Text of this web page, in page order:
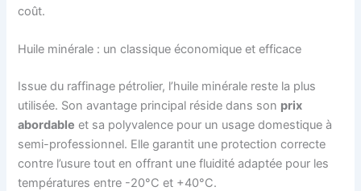
coût.
Huile minérale : un classique économique et efficace
Issue du raffinage pétrolier, l’huile minérale reste la plus
utilisée. Son avantage principal réside dans son prix
abordable et sa polyvalence pour un usage domestique à
semi-professionnel. Elle garantit une protection correcte
contre l’usure tout en offrant une fluidité adaptée pour les
températures entre -20°C et +40°C.